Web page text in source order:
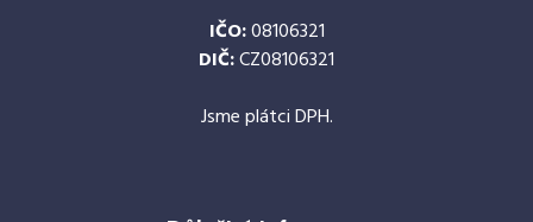
IČO:08106321
DIČ:CZ08106321
Jsme plátci DPH.